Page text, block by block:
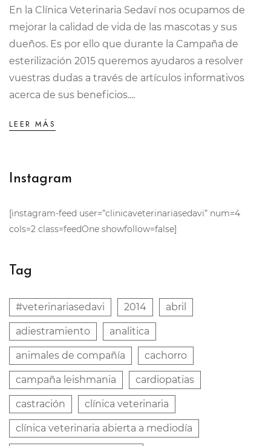
En la Clínica Veterinaria Sedaví nos ocupamos de
mejorar la calidad de vida de las mascotas y sus
dueños. Es por ello que durante la Campaña de
esterilización 2015 queremos ayudaros a resolver
vuestras dudas a través de artículos informativos
acerca de sus beneficios....
LEER MÁS
Instagram
[instagram-feed user=”clinicaveterinariasedavi” num=4
cols=2 class=feedOne showfollow=false]
Tag
#veterinariasedavi 2014 abril
adiestramiento analitica
animales de compañía cachorro
campaña leishmania cardiopatias
castración clínica veterinaria
clínica veterinaria abierta a mediodía